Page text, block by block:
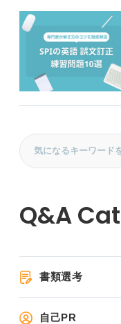
書類選考
自己PR